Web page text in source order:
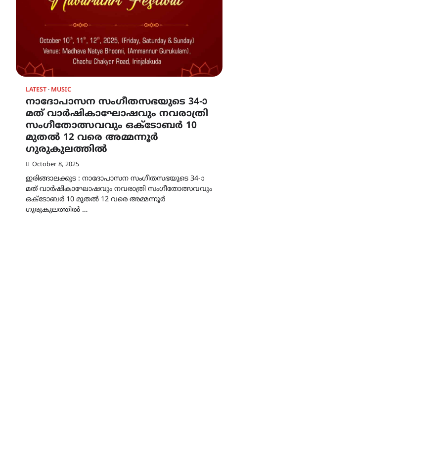
LATEST MUSIC
നാദോപാസന സംഗീതസഭയുടെ 34-ാ
മത് വാർഷികാഘോഷവും നവരാത്രി
സംഗീതോത്സവവും ഒക്ടോബർ 10
മുതൽ 12 വരെ അമ്മന്നൂർ
ഗുരുകുലത്തിൽ
October 8, 2025
ഇരിങ്ങാലക്കുട : നാദോപാസന സംഗീതസഭയുടെ 34-ാ
മത് വാർഷികാഘോഷവും നവരാത്രി സംഗീതോത്സവവും
ഒക്ടോബർ 10 മുതൽ 12 വരെ അമ്മന്നൂർ
ഗുരുകുലത്തിൽ …